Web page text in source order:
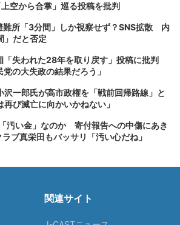
空から合掌」巡る投稿を批判
難所「3分間」しか視察せず？SNS拡散 内
」だと否定
「失われた28年を取り戻す」投稿に批判
の大失政の結果だろう」
沢一郎氏が高市政権を「戦前回帰路線」と
び滅亡に向かいかねない」
汚い金」なのか 寄付報告への中傷にあき
ブ真栄田もバッサリ「汚い心だね」
関連サイト